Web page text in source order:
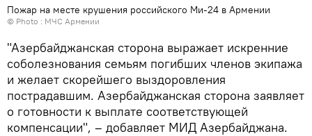
Пожар на месте крушения российского Ми-24 в Армении
© Photo : МЧС Армении
"Азербайджанская сторона выражает искренние
соболезнования семьям погибших членов экипажа
и желает скорейшего выздоровления
пострадавшим. Азербайджанская сторона заявляет
о готовности к выплате соответствующей
компенсации", – добавляет МИД Азербайджана.